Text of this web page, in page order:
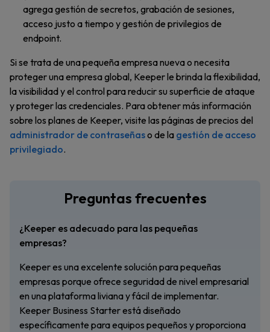
agrega gestión de secretos, grabación de sesiones,
acceso justo a tiempo y gestión de privilegios de
endpoint.
Si se trata de una pequeña empresa nueva o necesita
proteger una empresa global, Keeper le brinda la flexibilidad,
la visibilidad y el control para reducir su superficie de ataque
y proteger las credenciales. Para obtener más información
sobre los planes de Keeper, visite las páginas de precios del
administrador de contraseñaso de la gestión de acceso
privilegiado.
Preguntas frecuentes
¿Keeper es adecuado para las pequeñas
empresas?
Keeper es una excelente solución para pequeñas
empresas porque ofrece seguridad de nivel empresarial
en una plataforma liviana y fácil de implementar.
Keeper Business Starter está diseñado
específicamente para equipos pequeños y proporciona